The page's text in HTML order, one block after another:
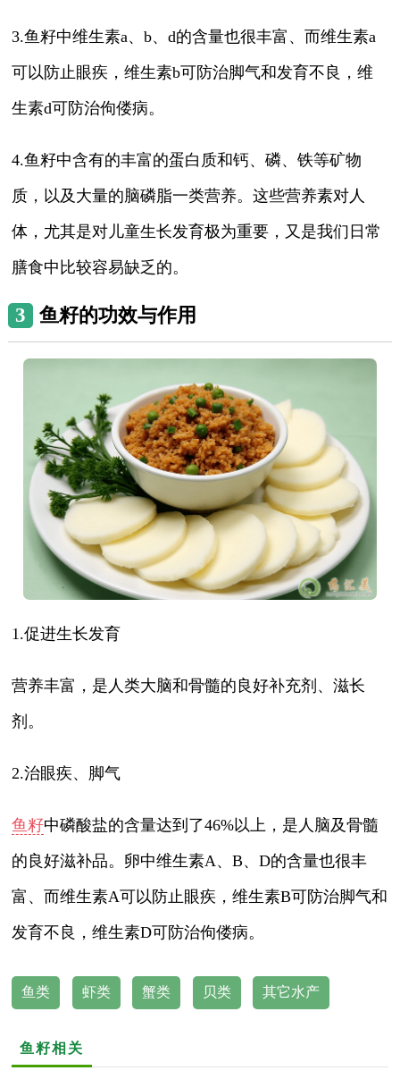
3.鱼籽中维生素a、b、d的含量也很丰富、而维生素a
可以防止眼疾，维生素b可防治脚气和发育不良，维
生素d可防治佝偻病。
4.鱼籽中含有的丰富的蛋白质和钙、磷、铁等矿物
质，以及大量的脑磷脂一类营养。这些营养素对人
体，尤其是对儿童生长发育极为重要，又是我们日常
膳食中比较容易缺乏的。
3 鱼籽的功效与作用
1.促进生长发育
营养丰富，是人类大脑和骨髓的良好补充剂、滋长
剂。
2.治眼疾、脚气
鱼籽中磷酸盐的含量达到了46%以上，是人脑及骨髓
的良好滋补品。卵中维生素A、B、D的含量也很丰
富、而维生素A可以防止眼疾，维生素B可防治脚气和
发育不良，维生素D可防治佝偻病。
鱼类 虾类 蟹类 贝类 其它水产
鱼籽相关